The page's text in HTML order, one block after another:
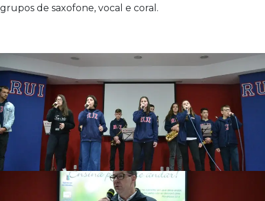
grupos de saxofone, vocal e coral.